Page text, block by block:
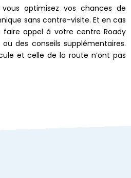
optimisez vos chances de
sans contre-visite. Et en cas
faire appel à votre centre Roady
des conseils supplémentaires.
et celle de la route n’ont pas